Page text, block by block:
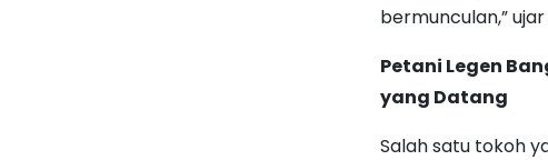
bermunculan,”
Petani Legen
yang Datang
Salah satu tokoh